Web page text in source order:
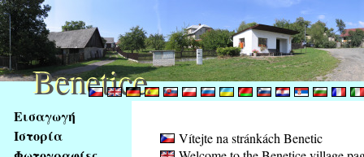
obsah
stránky
Εισαγωγή
Ιστορία
Vítejte na stránkách Benetic
Benetice
Benetice